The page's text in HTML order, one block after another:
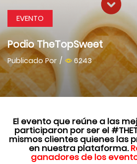
EVENTO
Podio TheTopSweet
Publicado Por / 6243
El evento que reúne a las
participaron por ser el
mismos clientes quienes las
en nuestra plataforma.
ganadores de los